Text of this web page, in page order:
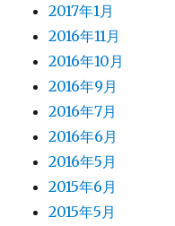
2017年1月
2016年11月
2016年10月
2016年9月
2016年7月
2016年6月
2016年5月
2015年6月
2015年5月